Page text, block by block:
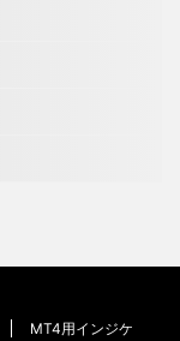
MT4用インジケ